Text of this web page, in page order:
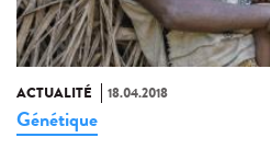
ACTUALITÉ 18.04.2018
Génétique